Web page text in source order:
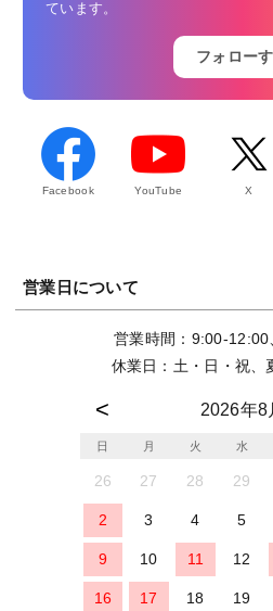
ています。
フォロー
Facebook YouTube X
営業日について
営業時間：9:00-
休業日：土・日・祝、
2026年8
日 月 火 水
26 27 28 29
2 3 4 5
9 10 11 12
16 17 18 19